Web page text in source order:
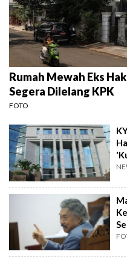
Rumah Mewah Eks
Segera Dilelang KPK
FOTO